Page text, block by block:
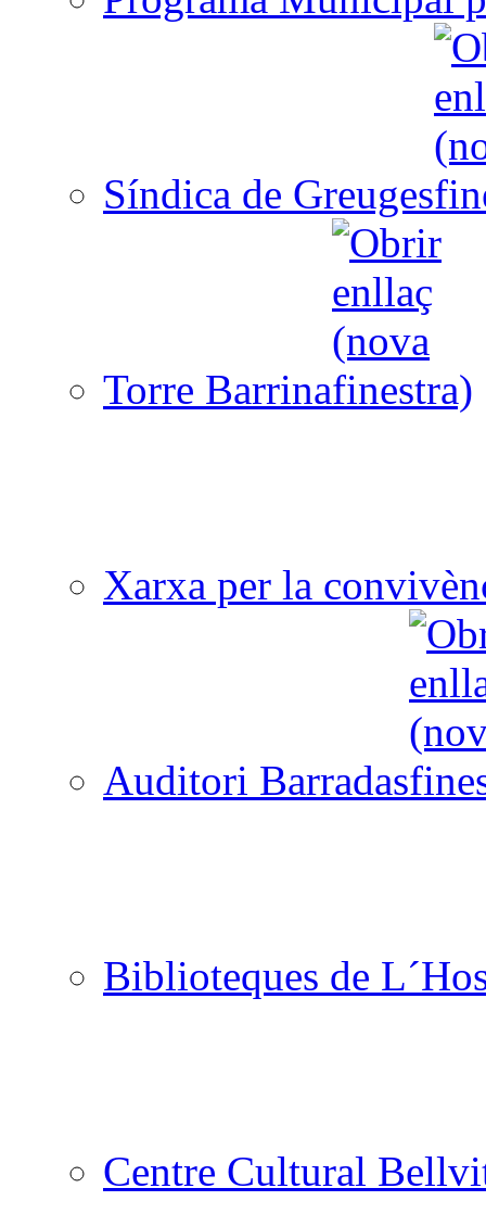
Síndica de Greuges
Torre Barrina
Xarxa per la
Auditori Barradas
Biblioteques de
Centre Cultural